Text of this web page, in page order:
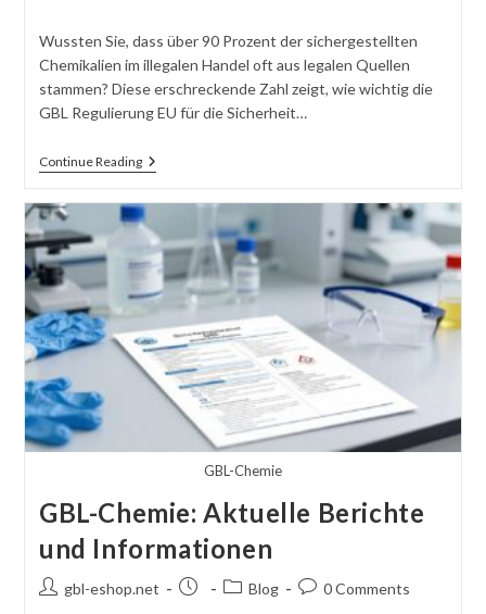
Wussten Sie, dass über 90 Prozent der sichergestellten
Chemikalien im illegalen Handel oft aus legalen Quellen
stammen? Diese erschreckende Zahl zeigt, wie wichtig die
GBL Regulierung EU für die Sicherheit…
Continue ReadingNeueste
Informationen
GBL-
Regulierung
In
Der
EU
GBL-Chemie
GBL-Chemie: Aktuelle Berichte
und Informationen
Postgbl-eshop.net
Post
PostBlog
Post0 Comments